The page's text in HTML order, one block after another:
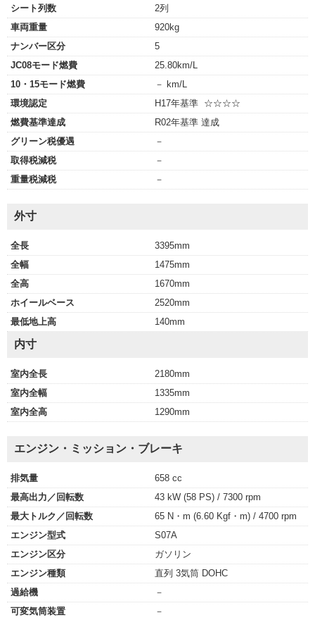
シート列数
2列
車両重量
920kg
ナンバー区分
5
JC08モード燃費
25.80km/L
10・15モード燃費
－ km/L
環境認定
H17年基準 ☆☆☆☆
燃費基準達成
R02年基準 達成
グリーン税優遇
－
取得税減税
－
重量税減税
－
外寸
全長
3395mm
全幅
1475mm
全高
1670mm
ホイールベース
2520mm
最低地上高
140mm
内寸
室内全長
2180mm
室内全幅
1335mm
室内全高
1290mm
エンジン・ミッション・ブレーキ
排気量
658 cc
最高出力／回転数
43 kW (58 PS) / 7300 rpm
最大トルク／回転数
65 N・m (6.60 Kgf・m) / 4700 rpm
エンジン型式
S07A
エンジン区分
ガソリン
エンジン種類
直列 3気筒 DOHC
過給機
－
可変気筒装置
－